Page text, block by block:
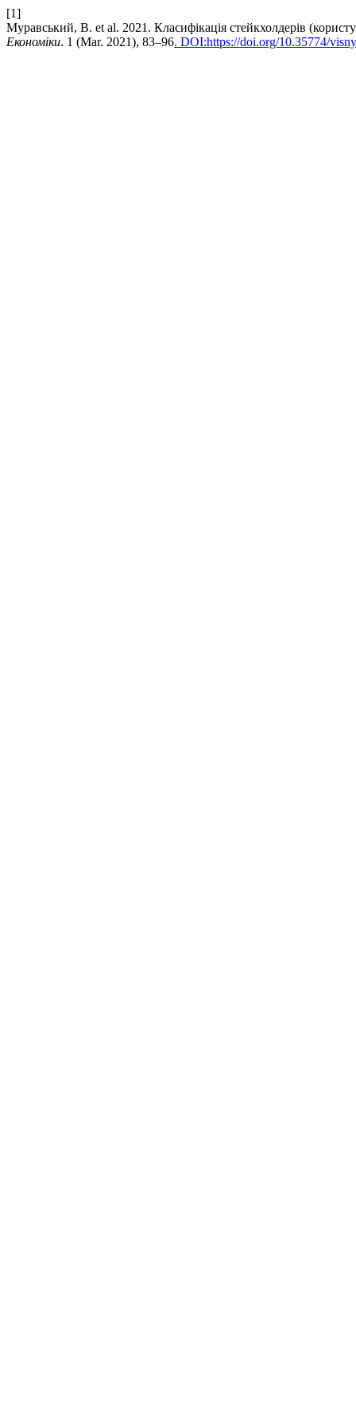
[1]
Муравський, В. et al. 2021. Класифікація стейкхолдерів
Економіки. 1 (Mar. 2021), 83–96. DOI:https://doi.org/10.35774/